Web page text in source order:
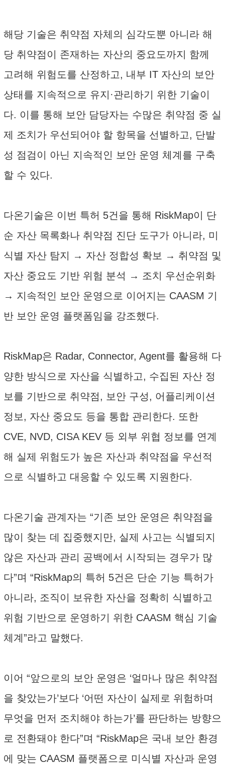
해당 기술은 취약점 자체의 심각도뿐 아니라 해
당 취약점이 존재하는 자산의 중요도까지 함께
고려해 위험도를 산정하고, 내부 IT 자산의 보안
상태를 지속적으로 유지·관리하기 위한 기술이
다. 이를 통해 보안 담당자는 수많은 취약점 중 실
제 조치가 우선되어야 할 항목을 선별하고, 단발
성 점검이 아닌 지속적인 보안 운영 체계를 구축
할 수 있다.
다온기술은 이번 특허 5건을 통해 RiskMap이 단
순 자산 목록화나 취약점 진단 도구가 아니라, 미
식별 자산 탐지 → 자산 정합성 확보 → 취약점 및
자산 중요도 기반 위험 분석 → 조치 우선순위화
→ 지속적인 보안 운영으로 이어지는 CAASM 기
반 보안 운영 플랫폼임을 강조했다.
RiskMap은 Radar, Connector, Agent를 활용해 다
양한 방식으로 자산을 식별하고, 수집된 자산 정
보를 기반으로 취약점, 보안 구성, 어플리케이션
정보, 자산 중요도 등을 통합 관리한다. 또한
CVE, NVD, CISA KEV 등 외부 위협 정보를 연계
해 실제 위험도가 높은 자산과 취약점을 우선적
으로 식별하고 대응할 수 있도록 지원한다.
다온기술 관계자는 “기존 보안 운영은 취약점을
많이 찾는 데 집중했지만, 실제 사고는 식별되지
않은 자산과 관리 공백에서 시작되는 경우가 많
다”며 “RiskMap의 특허 5건은 단순 기능 특허가
아니라, 조직이 보유한 자산을 정확히 식별하고
위험 기반으로 운영하기 위한 CAASM 핵심 기술
체계”라고 말했다.
이어 “앞으로의 보안 운영은 ‘얼마나 많은 취약점
을 찾았는가’보다 ‘어떤 자산이 실제로 위험하며
무엇을 먼저 조치해야 하는가’를 판단하는 방향으
로 전환돼야 한다”며 “RiskMap은 국내 보안 환경
에 맞는 CAASM 플랫폼으로 미식별 자산과 운영